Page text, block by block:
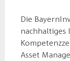
Die
nachhaltiges
Asset